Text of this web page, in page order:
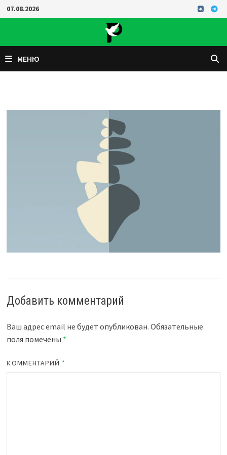
Перейти
к
07.08.2026
МЕНЮ
Добавить комментарий
Ваш адрес email не будет опубликован. Обязательные
поля помечены *
КОММЕНТАРИЙ *